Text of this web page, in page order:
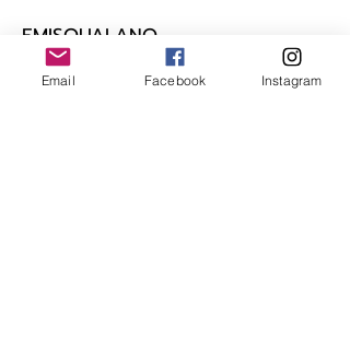
EMISQUALANO
Emolliente innovativo e leggero
derivato dalla canna da zucchero,
Email Facebook Instagram